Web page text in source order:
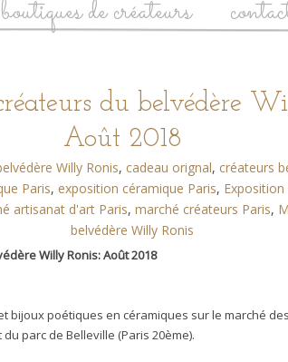
boutiques de créateurs
du belvédère
Août 2018
Willy Ronis, cadeau orignal, créateurs
Paris, exposition céramique Paris,
artisanat d'art Paris,marché créateurs Paris,
belvédère Willy Ronis
Willy Ronis: Août 2018
bijoux poétiques en céramiques sur le marché
parc de Belleville (Paris 20ème).